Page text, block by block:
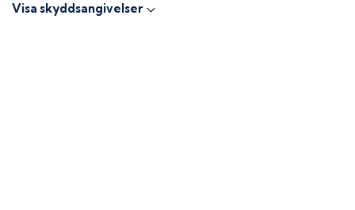
Visa skyddsangivelser